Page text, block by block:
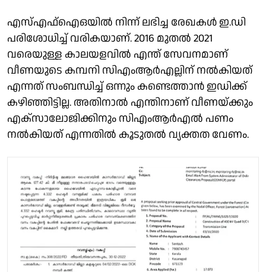
എസ്എഫ്ഐഒയിൽ നിന്ന് ലഭിച്ച രേഖകൾ ഇ.ഡി
പരിശോധിച്ച് വരികയാണ്. 2016 മുതൽ 2021
വരെയുള്ള കാലയളവിൽ എന്ത് സേവനമാണ്
വീണയുടെ കമ്പനി സിഎംആർഎല്ലിന് നൽകിയത്
എന്നത് സംബന്ധിച്ച് ഒന്നും കണ്ടെത്താൻ ഇഡിക്ക്
കഴിഞ്ഞിട്ടില്ല. അതിനാൽ എന്തിനാണ് വീണയ്ക്കും
എക്സാലോജിക്കിനും സിഎംആർഎൽ പണം
നൽകിയത് എന്നതിൽ കൂടുതൽ വ്യക്തത വേണം.